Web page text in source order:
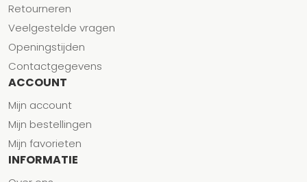
Retourneren
Veelgestelde vragen
Openingstijden
Contactgegevens
ACCOUNT
Mijn account
Mijn bestellingen
Mijn favorieten
INFORMATIE